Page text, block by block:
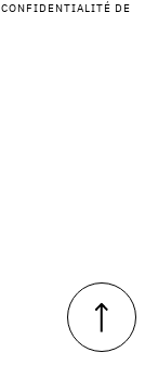
CONFIDENTIALITÉ DE